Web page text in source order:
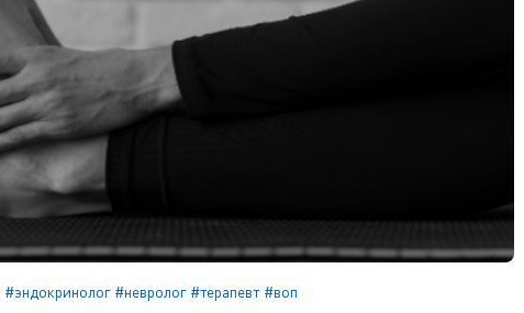
#эндокринолог #невролог #терапевт #воп